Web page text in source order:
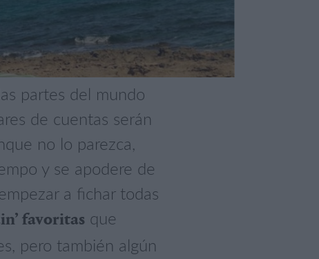
partes del mundo
de cuentas serán
no lo parezca,
y se apodere de
a fichar todas
favoritas que
pero también algún